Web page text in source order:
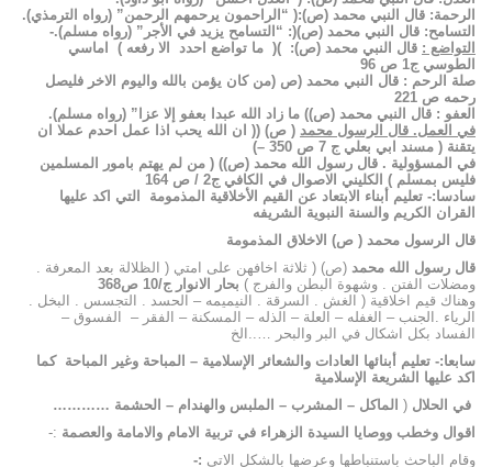
الرحمة: قال النبي محمد (ص):( “الراحمون يرحمهم الرحمن” (رواه الترمذي).
التسامح: قال النبي محمد (ص)(: “التسامح يزيد في الأجر” (رواه مسلم).-
التواضع : قال النبي محمد (ص): )( ما تواضع احدد الا رفعه )
اماسي
الطوسي ج1 ص 96
صلة الرحم : قال النبي محمد (ص (من كان يؤمن بالله واليوم الاخر فليصل
رحمه ص 221
العفو : قال النبي محمد (ص)) ما زاد الله عبدا بعفو إلا عزا ” (رواه مسلم).
في العمل. قال الرسول محمد ( ص) (( ان الله يحب اذا عمل احدم عملا ان
يتقنة ( مسند ابي بعلي ج 7 ص 350 –)
في المسؤولية . قال رسول الله محمد (ص)) ( من لم يهتم بامور المسلمين
فليس بمسلم ) الكليني الاصوال في الكافي ج2 / ص 164
سادسا:- تعليم أبناء الابتعاد عن القيم الأخلاقية المذمومة التي اكد عليها
القران الكريم والسنة النبوية الشريفه
قال الرسول محمد ( ص) الاخلاق المذمومة
قال رسول الله محمد (ص) ( ثلاثة اخافهن على امتي ( الظلالة بعد المعرفة .
ومضلات الفتن . وشهوة البطن والفرج ) بحار الانوار ج/10 ص368
وهناك قيم اخلاقية ( الغش . السرقة . النيميمه – الحسد . التجسس . البخل .
الرياء .الجنب – الغفله – العلة – الذله – المسكنة – الفقر – الفسوق –
الفساد بكل اشكال في البر والبحر …..الخ
سابعا:- تعليم أبنائها العادات والشعائر الإسلامية – المباحة وغير المباحة كما
اكد عليها الشريعة الإسلامية
في الحلال ( الماكل – المشرب – الملبس والهندام – الحشمة …………
اقوال وخطب ووصايا السيدة الزهراء في تربية الامام والامامة والعصمة :-
وقام الباحث باستنباطها وعرضها بالشكل الاتي :-